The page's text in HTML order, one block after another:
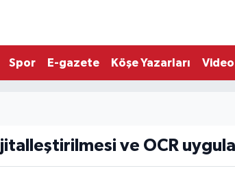
Spor E-gazete Köşe Yazarları
ve OCR